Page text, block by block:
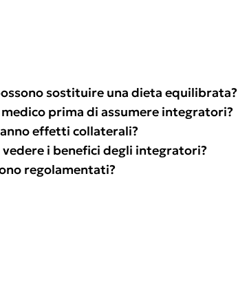
sostituire una dieta equilibrata?
prima di assumere integratori?
effetti collaterali?
i benefici degli integratori?
regolamentati?